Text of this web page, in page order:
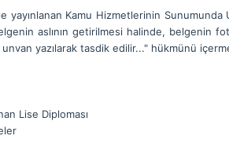
yayınlanan Kamu Hizmetlerinin
aslının getirilmesi halinde, belgenin
yazılarak tasdik edilir..." hükmünü
Lise Diploması